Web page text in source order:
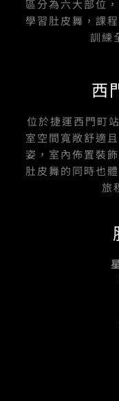
區分為六大部位
學習肚皮舞，課
訓練
西
位於捷運西門町
室空間寬敞舒適
姿，室內佈置裝
肚皮舞的同時也
旅